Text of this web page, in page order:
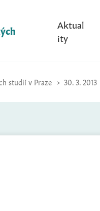
Aktual
ity
studií v Praze 30. 3. 2013